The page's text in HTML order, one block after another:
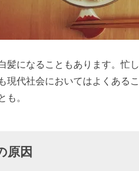
の
»
対
髪になることもあります。忙
現代社会においてはよくある
も。
原因